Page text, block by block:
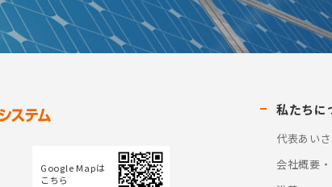
Google Mapは
こちら
私たちに
代表あい
会社概要